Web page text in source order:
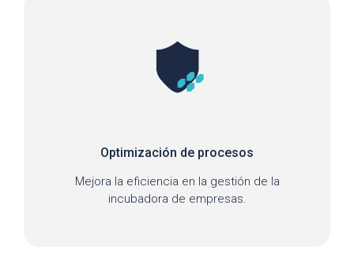
Optimización de procesos
Mejora la eficiencia en la gestión de la
incubadora de empresas.